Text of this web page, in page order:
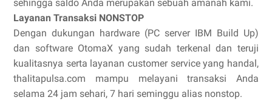
sehingga saldo Anda merupakan sebuah amanah kami.
Layanan Transaksi NONSTOP
Dengan dukungan hardware (PC server IBM Build Up)
dan software OtomaX yang sudah terkenal dan teruji
kualitasnya serta layanan customer service yang handal,
thalitapulsa.com mampu melayani transaksi Anda
selama 24 jam sehari, 7 hari seminggu alias nonstop.